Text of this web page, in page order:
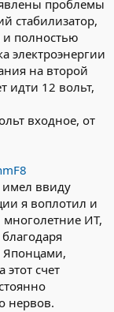
проблемы
стабилизатор,
и полностью
электроэнергии
на второй
идти 12 вольт,
входное, от
имел ввиду
я воплотил и
ИТ,
Японцами,
счет
нервов.